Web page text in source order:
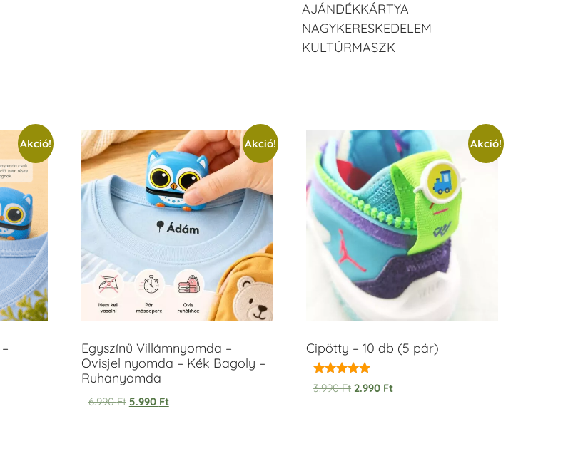
AJÁNDÉKKÁRTYA
NAGYKERESKEDELEM
KULTÚRMASZK
Akció! Akció!
Egyszínű Villámnyomda –
Ovisjel nyomda – Kék Bagoly –
Ruhanyomda
6.990Ft 5.990 Ft
Akció!
Cipötty – 10 db (5 pár)
Értékelés:
5.00
3.990Ft 2.990 Ft